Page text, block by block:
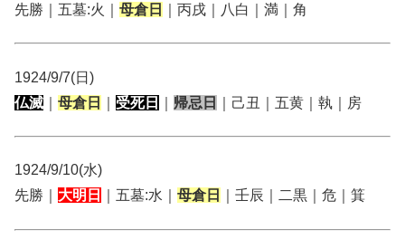
先勝｜五墓:火｜ 母倉日 ｜丙戌｜八白｜満｜角
1924/9/7(日)
仏滅
母倉日 受死日 帰忌日 ｜己丑｜五黄｜執｜房
1924/9/10(水)
先勝｜ 大明日 ｜五墓:水｜ 母倉日 ｜壬辰｜二黒｜危｜箕